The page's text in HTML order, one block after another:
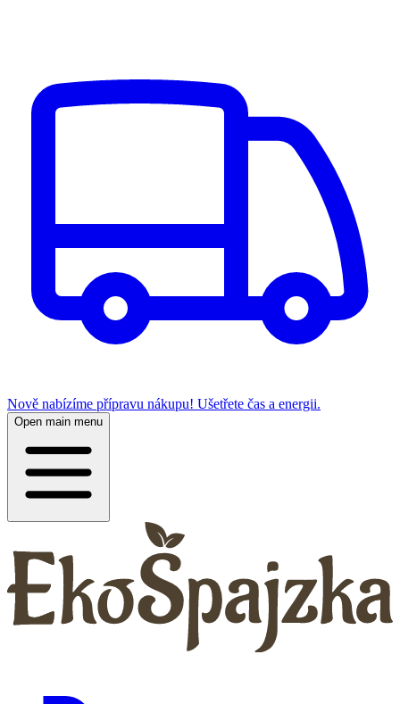
Nově nabízíme přípravu nákupu! Ušetřete čas a energii.
Open main menu